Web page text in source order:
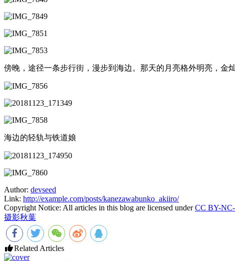
傍晚，途径一条步行街，漫步到海边。那天的月亮格外明亮，金
海边的轻轨与铁道娘
Author: devseed
Link: http://example.com/posts/kanezawabunko_akiiro/
Copyright Notice: All articles in this blog are licensed underCC BY-
摄影秋葉
Related Articles